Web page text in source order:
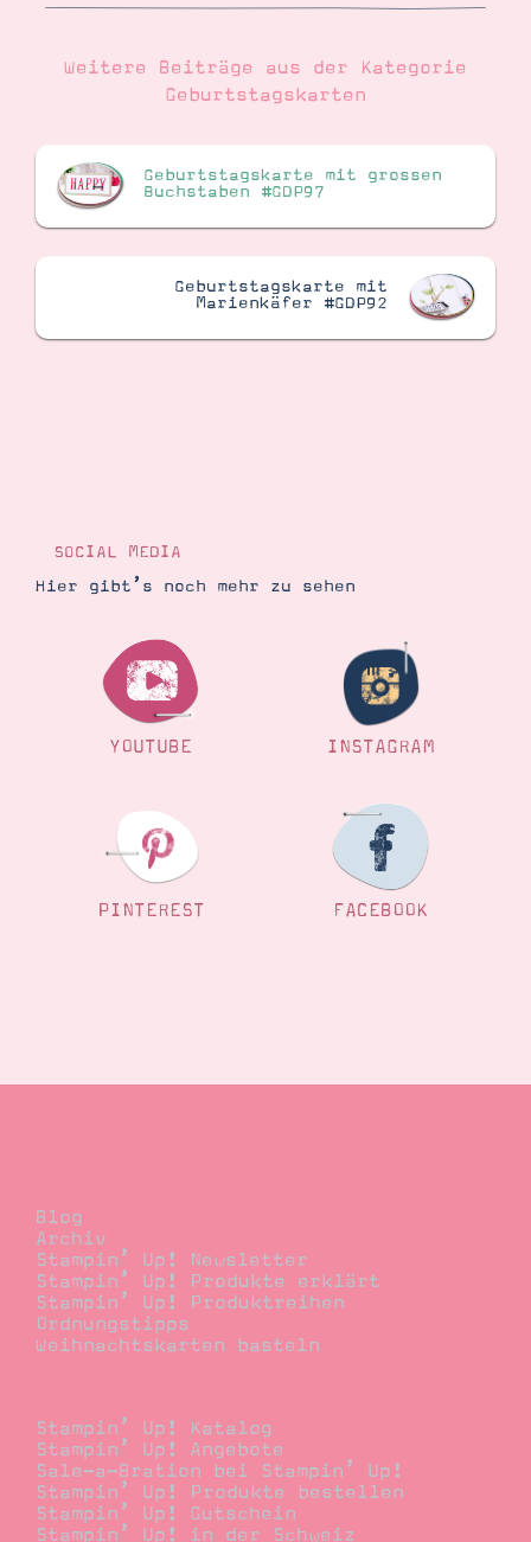
Weitere Beiträge aus der Kategorie
Geburtstagskarten
Geburtstagskarte mit grossen
Buchstaben #GDP97
Geburtstagskarte mit
Marienkäfer #GDP92
SOCIAL MEDIA
Hier gibt’s noch mehr zu sehen
YOUTUBE INSTAGRAM
PINTEREST FACEBOOK
Blog
Archiv
Stampin’ Up! Newsletter
Stampin’ Up! Produkte erklärt
Stampin’ Up! Produktreihen
Ordnungstipps
Weihnachtskarten basteln
Stampin’ Up! Katalog
Stampin’ Up! Angebote
Sale-a-Bration bei Stampin’ Up!
Stampin’ Up! Produkte bestellen
Stampin’ Up! Gutschein
Stampin’ Up! in der Schweiz